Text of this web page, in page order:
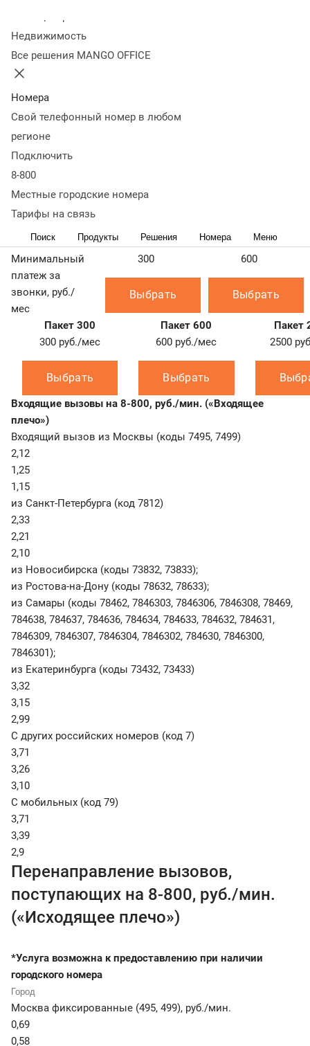
Недвижимость
Все решения MANGO OFFICE
Номера
Свой телефонный номер в любом
регионе
Подключить
8-800
Местные городские номера
Тарифы на связь
Поиск Продукты Решения Номера Меню
Все вызовы оплачивает владелец номера 8‑800.
Тарификация звонка начинается с момента ответа
системы (голосового приветствия, постановки звонка
в очередь, ответа владельца и пр.)
Узнать стоимость и подключить номер в коде 8‑800 вы
можете на странице
Как тарифицируются звонки на 8‑800?
Основные
Пакет 300 Пакет 600
Пакет 2500
Минимальный
платеж за
звонки, руб./
мес
300
Выбрать
600
Выбрать
Пакет 300
300 руб./мес
Выбрать
Пакет 600
600 руб./мес
Выбрать
Пакет
2500
Входящие вызовы на 8-800, руб./мин. («Входящее
плечо»)
Входящий вызов из Москвы (коды 7495, 7499)
2,12
1,25
1,15
из Санкт-Петербурга (код 7812)
2,33
2,21
2,10
из Новосибирска (коды 73832, 73833);
из Ростова-на-Дону (коды 78632, 78633);
из Самары (коды 78462, 7846303, 7846306, 7846308, 78469,
784638, 784637, 784636, 784634, 784633, 784632, 784631,
7846309, 7846307, 7846304, 7846302, 784630, 7846300,
7846301);
из Екатеринбурга (коды 73432, 73433)
3,32
3,15
2,99
С других российских номеров (код 7)
3,71
3,26
3,10
С мобильных (код 79)
3,71
3,39
2,9
Перенаправление вызовов,
поступающих на 8-800, руб./мин.
(«Исходящее плечо»)
*Услуга возможна к предоставлению при наличии
городского номера
Москва фиксированные (495, 499), руб./мин.
0,69
0,58